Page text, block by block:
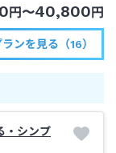
円〜40,800円
ンを見る（16）
・シンプ